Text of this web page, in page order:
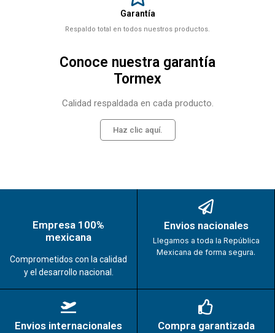
Garantía
Respaldo total en todos nuestros productos.
Conoce nuestra garantía
Tormex
Calidad respaldada en cada producto.
Haz clic aquí.
Empresa 100%
mexicana
Comprometidos con la calidad
y el desarrollo nacional.
Envios nacionales
Llegamos a toda la República
Mexicana de forma segura.
Envios internacionales Compra garantizada